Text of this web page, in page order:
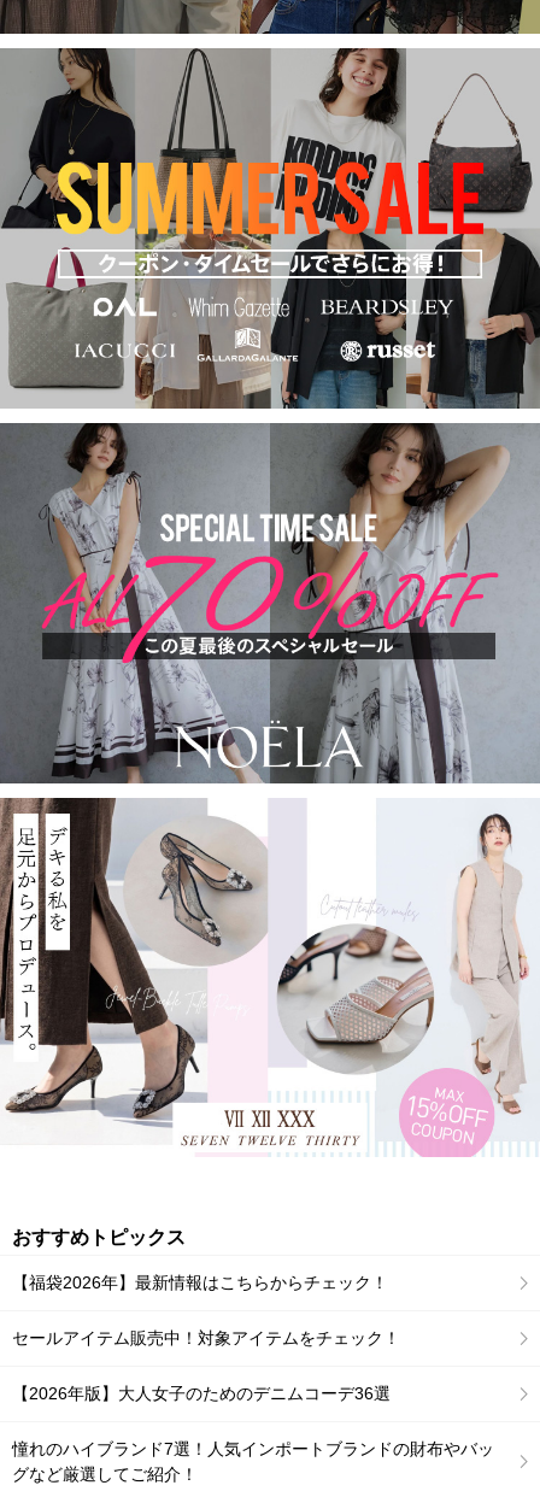
おすすめトピックス
【福袋2026年】最新情報はこちらからチェック！
セールアイテム販売中！対象アイテムをチェック！
【2026年版】大人女子のためのデニムコーデ36選
憧れのハイブランド7選！人気インポートブランドの財布やバッ
グなど厳選してご紹介！